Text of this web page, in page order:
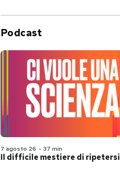
Podcast
7 agosto 26 - 37 min
Il difficile mestiere di ripetersi